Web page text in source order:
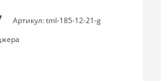
Артикул: tml-185-12-21-g